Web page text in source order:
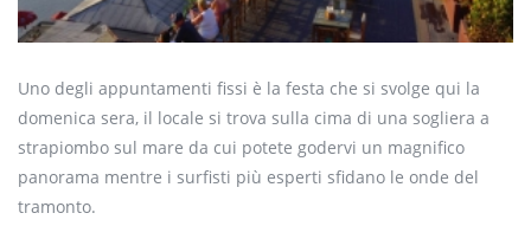
Uno degli appuntamenti fissi è la festa che si svolge qui la
domenica sera, il locale si trova sulla cima di una sogliera a
strapiombo sul mare da cui potete godervi un magnifico
panorama mentre i surfisti più esperti sfidano le onde del
tramonto.